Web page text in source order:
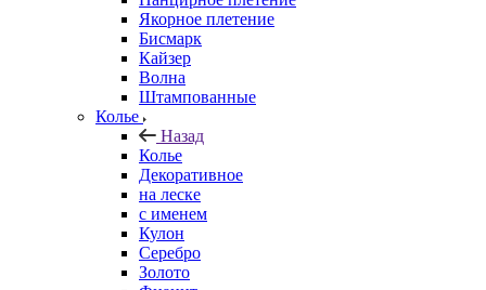
Якорное плетение
Бисмарк
Кайзер
Волна
Штампованные
Колье
Назад
Колье
Декоративное
на леске
с именем
Кулон
Серебро
Золото